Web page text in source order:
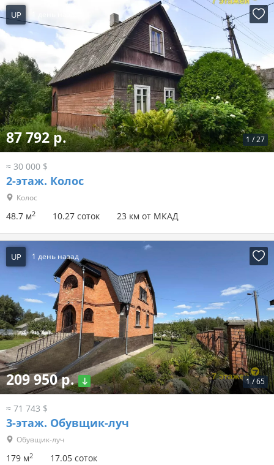
UP
1 /27
87 792 р.
≈ 30 000 $
2-этаж. Колос
Колос
48.7 м2 10.27 соток 23 км от МКАД
UP 1 день назад
1 /65
209 950 р.
≈ 71 743 $
3-этаж. Обувщик-луч
Обувщик-луч
179 м2
17.05 соток